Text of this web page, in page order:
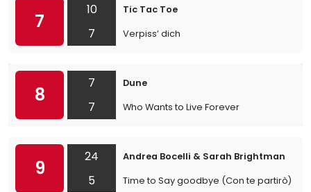
7
10
7
Tic Tac Toe
Verpiss’ dich
8
7
7
Dune
Who Wants to Live Forever
9
24
5
Andrea Bocelli & Sarah Brightman
Time to Say goodbye (Con te partirò)